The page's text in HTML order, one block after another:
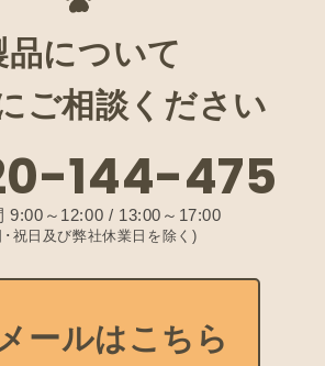
品について
ご相談ください
144-475
9:00～12:00 / 13:00～17:00
･祝日及び弊社休業日を除く)
メールはこちら